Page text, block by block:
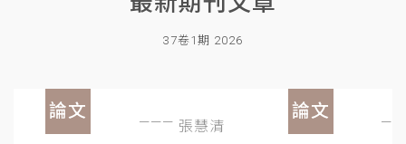
37卷1期 2026
論文
張慧清
論文